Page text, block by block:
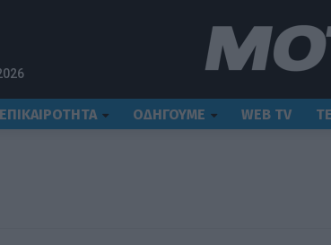
ΕΠΙΚΑΙΡΟΤΗΤΑ ΟΔΗΓΟΥΜΕ WEB TV